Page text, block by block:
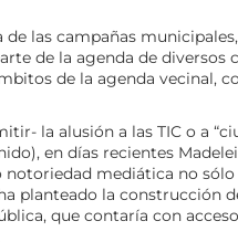
las campañas
de la agenda de diversos
de la agenda vecinal,
la alusión a las TIC o a
en días recientes
notoriedad mediática no
planteado la construcción
que contaría con